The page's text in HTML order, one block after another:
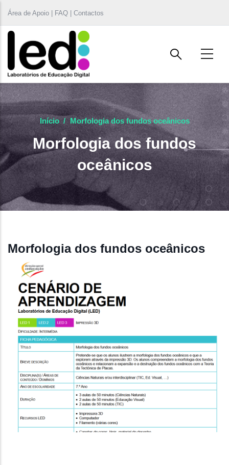
Passar para o conteúdo principal
Área de Apoio | FAQ | Contactos
Início / Morfologia dos fundos oceânicos
Morfologia dos fundos
oceânicos
Morfologia dos fundos oceânicos